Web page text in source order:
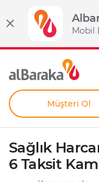
Mobil
Müşteri Ol
Kendim İçin
Şahıs Firmam İçin
Sağlık
6 Taksit